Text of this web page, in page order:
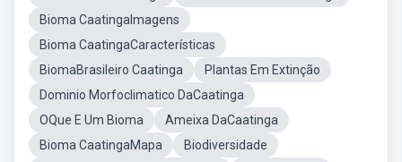
Bioma CaatingaImagens
Bioma CaatingaCaracterísticas
BiomaBrasileiro Caatinga
Plantas Em Extinção
Dominio Morfoclimatico DaCaatinga
OQue E Um Bioma
Ameixa DaCaatinga
Bioma CaatingaMapa
Biodiversidade